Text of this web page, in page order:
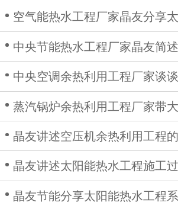
空气能热水工程厂家晶友分享太阳能热水工程
中央节能热水工程厂家晶友简述热水工程施工
中央空调余热利用工程厂家谈谈中央
蒸汽锅炉余热利用工程厂家带大家了解中央空
晶友讲述空压机余热利用工程的原理
晶友讲述太阳能热水工程施工过程中需要
晶友节能分享太阳能热水工程系统常见解